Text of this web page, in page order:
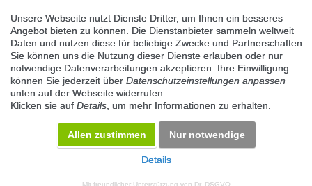
Sonstige Autos
Nissan
Seat
Unsere Webseite nutzt Dienste Dritter, um Ihnen ein besseres
Angebot bieten zu können. Die Dienstanbieter sammeln weltweit
Daten und nutzen diese für beliebige Zwecke und Partnerschaften.
Sie können uns die Nutzung dieser Dienste erlauben oder nur
notwendige Datenverarbeitungen akzeptieren. Ihre Einwilligung
können Sie jederzeit über Datenschutzeinstellungen anpassen
unten auf der Webseite widerrufen.
Klicken sie auf Details , um mehr Informationen zu erhalten.
Allen zustimmen Nur notwendige
Details
Mit freundlicher Unterstützung von Dr. DSGVO